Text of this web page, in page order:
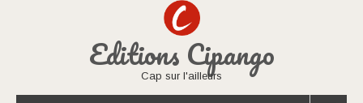
Editions Cipango
Cap sur l'ailleurs